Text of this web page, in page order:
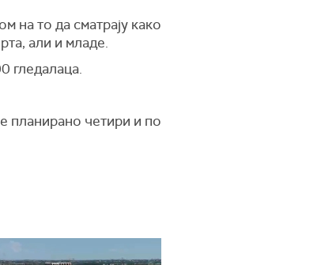
на то да сматрају како
али и младе.
гледалаца.
планирано четири и по